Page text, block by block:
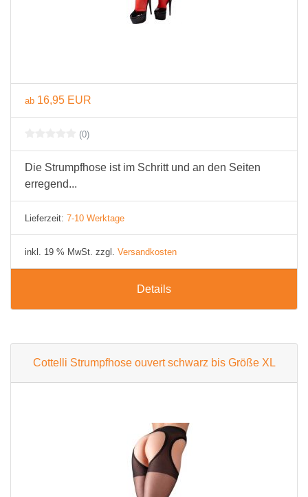
ab 16,95 EUR
(0)
Die Strumpfhose ist im Schritt und an den Seiten
erregend...
Lieferzeit: 7-10 Werktage
inkl. 19 % MwSt. zzgl. Versandkosten
Details
Cottelli Strumpfhose ouvert schwarz bis Größe XL